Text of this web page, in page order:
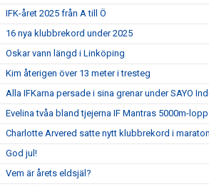
IFK-året 2025 från A till Ö
16 nya klubbrekord under 2025
Oskar vann längd i Linköping
Kim återigen över 13 meter i tresteg
Alla IFKarna persade i sina grenar under SAYO
Evelina tvåa bland tjejerna IF Mantras 5000m-lopp
Charlotte Arvered satte nytt klubbrekord i maraton
God jul!
Vem är årets eldsjäl?